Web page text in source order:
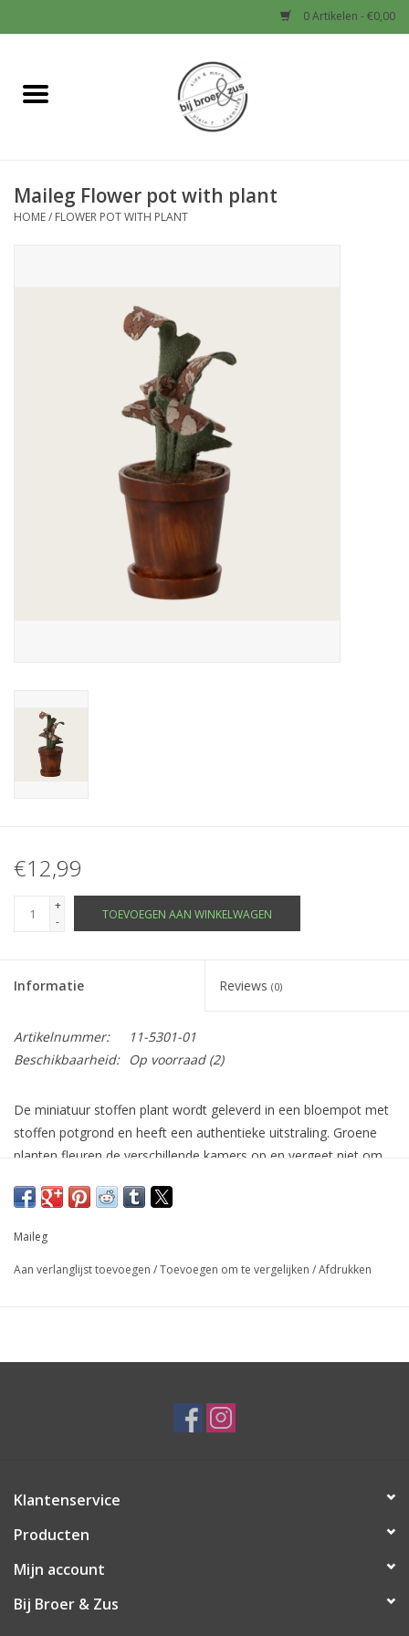
0 Artikelen - €0,00
Home
Baby
Maileg Flower pot with plant
HOME/ FLOWER POT WITH PLANT
€12,99
+
-
TOEVOEGEN AAN WINKELWAGEN
Informatie Reviews (0)
Artikelnummer:
11-5301-01
Beschikbaarheid:
Op voorraad(2)
De miniatuur stoffen plant wordt geleverd in een bloempot met
stoffen potgrond en heeft een authentieke uitstraling. Groene
planten fleuren de verschillende kamers op en vergeet niet om
Hoogte: 11,50 cm, breedte: 4,00 cm.
Maileg
Aan verlanglijst toevoegen /Toevoegen om te vergelijken /Afdrukken
Klantenservice
Producten
Mijn account
Bij Broer & Zus